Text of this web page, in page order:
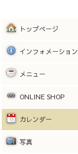
トップページ
インフォメーション
メニュー
ONLINE SHOP
カレンダー
写真